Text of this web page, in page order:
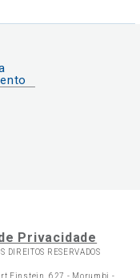
Privacidade
DIREITOS RESERVADOS
Einstein, 627 - Morumbi -